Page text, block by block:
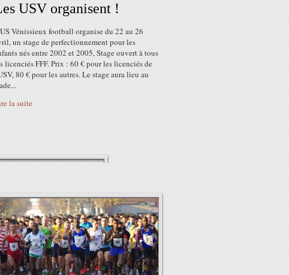
USV organisent !
Vénissieux football organise du 22 au 26
un stage de perfectionnement pour les
nés entre 2002 et 2005, Stage ouvert à tous
licenciés FFF. Prix : 60 € pour les licenciés de
80 € pour les autres. Le stage aura lieu au
la suite